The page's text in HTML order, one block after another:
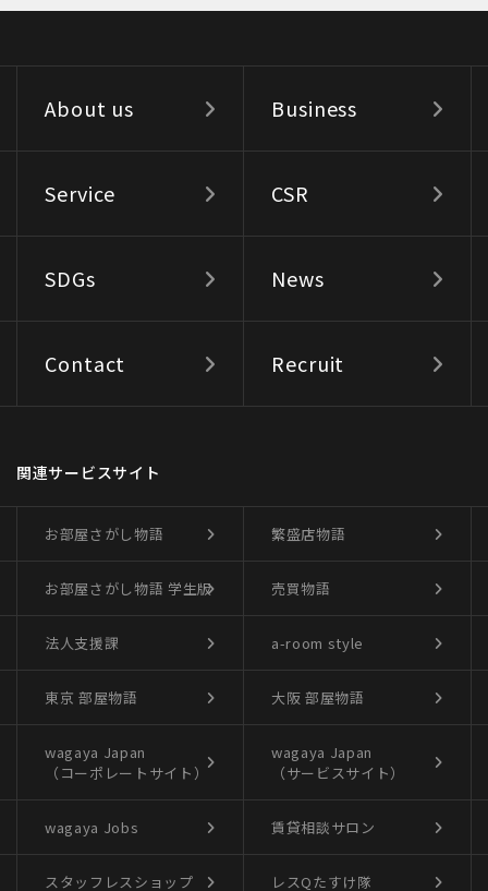
About us Business
Service CSR
SDGs News
Contact Recruit
関連サービスサイト
お部屋さがし物語 繁盛店物語
お部屋さがし物語 学生版 売買物語
法人支援課 a-room style
東京 部屋物語 大阪 部屋物語
wagaya Japan
（コーポレートサイト）
wagaya Japan
（サービスサイト）
wagaya Jobs 賃貸相談サロン
スタッフレスショップ レスQたすけ隊